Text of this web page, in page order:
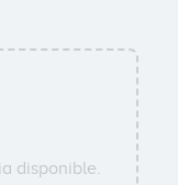
disponible.